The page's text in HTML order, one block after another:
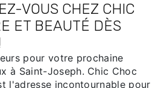
VOUS CHEZ CHIC
ET BEAUTÉ DÈS
pour votre prochaine
à Saint-Joseph. Chic Choc
l'adresse incontournable pour